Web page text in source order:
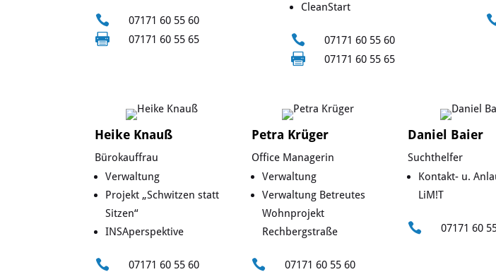
 07171 60 55 60
 07171 60 55 65
CleanStart
 07171 60 55 60
 07171 60 55 65
Heike Knauß
Bürokauffrau
Verwaltung
Projekt „Schwitzen statt
Sitzen“
INSAperspektive
 07171 60 55 60
Petra Krüger
Office Managerin
Verwaltung
Verwaltung Betreutes
Wohnprojekt
Rechbergstraße
 07171 60 55 60
Daniel Baier
Suchthelfer
Kontakt- u.
LiM!T
 07171 60